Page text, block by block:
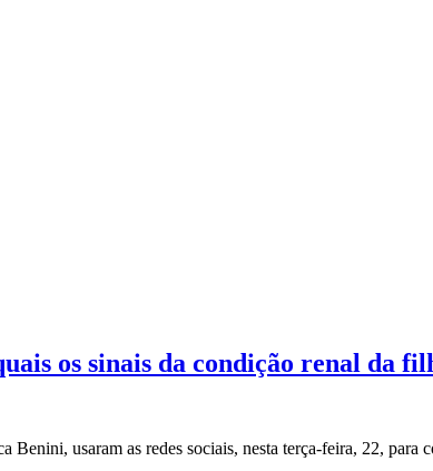
os sinais da condição renal da
Benini, usaram as redes sociais, nesta terça-feira, 22,